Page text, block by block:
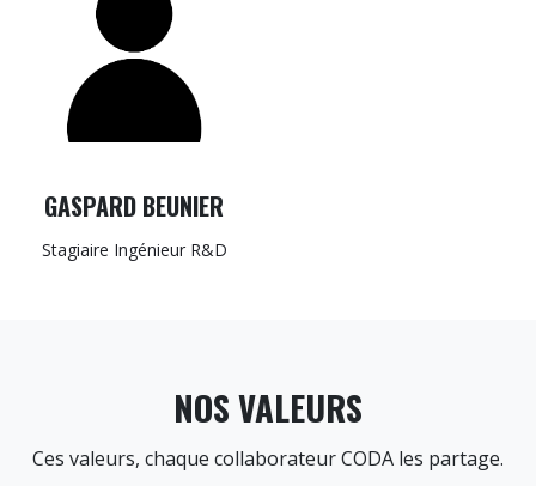
GASPARD BEUNIER
Stagiaire Ingénieur R&D
NOS VALEURS
Ces valeurs, chaque collaborateur CODA les partage.